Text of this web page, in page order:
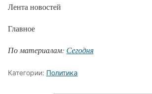
Лента новостей
Главное
По материалам: Сегодня
Категории: Политика